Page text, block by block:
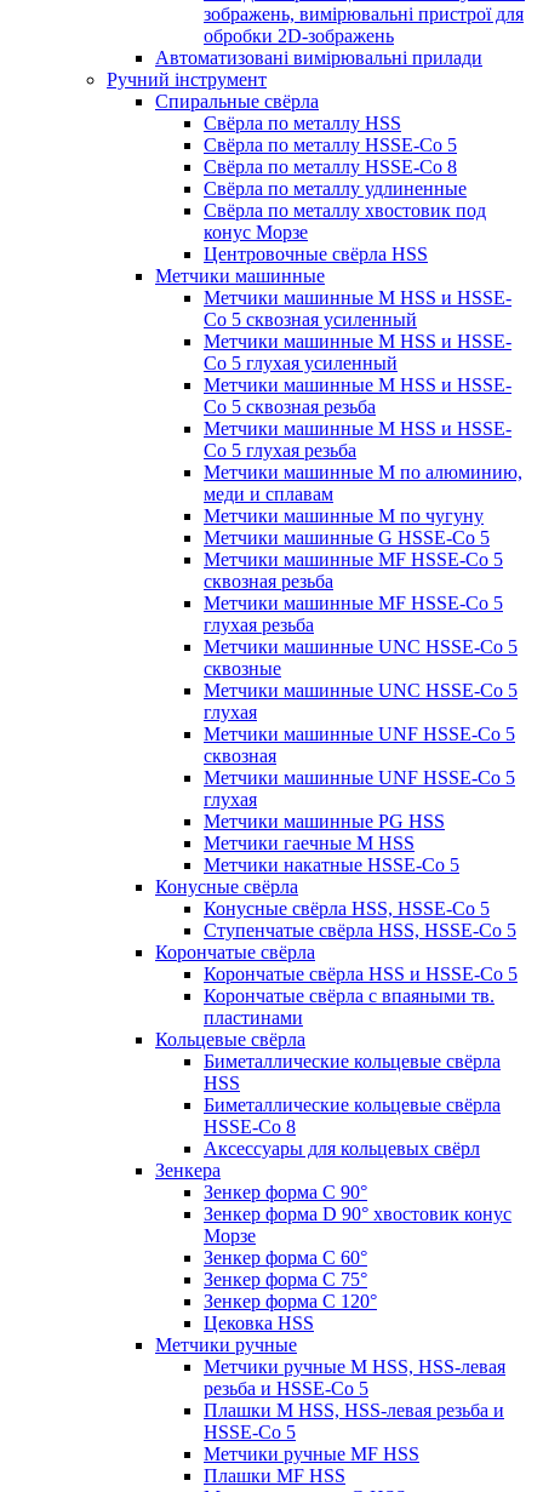
зображень, вимірювальні пристрої для
обробки 2D-зображень
Автоматизовані вимірювальні прилади
Ручний інструмент
Спиральные свёрла
Свёрла по металлу HSS
Свёрла по металлу HSSE-Co 5
Свёрла по металлу HSSE-Co 8
Свёрла по металлу удлиненные
Свёрла по металлу хвостовик под
конус Морзе
Центровочные свёрла HSS
Метчики машинные
Метчики машинные M HSS и HSSE-
Co 5 сквозная усиленный
Метчики машинные M HSS и HSSE-
Co 5 глухая усиленный
Метчики машинные M HSS и HSSE-
Co 5 сквозная резьба
Метчики машинные M HSS и HSSE-
Co 5 глухая резьба
Метчики машинные M по алюминию,
меди и сплавам
Метчики машинные M по чугуну
Метчики машинные G HSSE-Co 5
Метчики машинные MF HSSE-Co 5
сквозная резьба
Метчики машинные MF HSSE-Co 5
глухая резьба
Метчики машинные UNC HSSE-Co 5
сквозные
Метчики машинные UNC HSSE-Co 5
глухая
Метчики машинные UNF HSSE-Co 5
сквозная
Метчики машинные UNF HSSE-Co 5
глухая
Метчики машинные PG HSS
Метчики гаечные M HSS
Метчики накатные HSSE-Co 5
Конусные свёрла
Конусные свёрла HSS, HSSE-Co 5
Ступенчатые свёрла HSS, HSSE-Co 5
Корончатые свёрла
Корончатые свёрла HSS и HSSE-Co 5
Корончатые свёрла с впаяными тв.
пластинами
Кольцевые свёрла
Биметаллические кольцевые свёрла
HSS
Биметаллические кольцевые свёрла
HSSE-Co 8
Аксессуары для кольцевых свёрл
Зенкера
Зенкер форма С 90°
Зенкер форма D 90° хвостовик конус
Морзе
Зенкер форма С 60°
Зенкер форма С 75°
Зенкер форма С 120°
Цековка HSS
Метчики ручные
Метчики ручные M HSS, HSS-левая
резьба и HSSE-Co 5
Плашки M HSS, HSS-левая резьба и
HSSE-Co 5
Метчики ручные MF HSS
Плашки MF HSS